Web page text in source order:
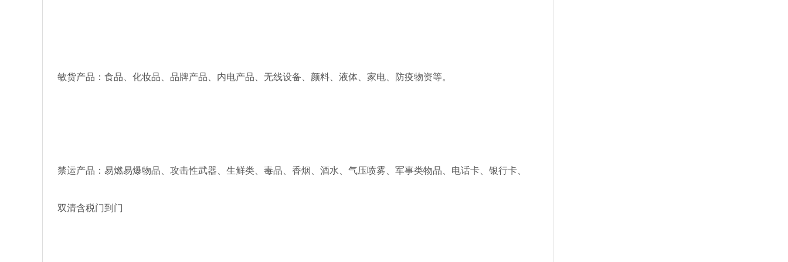
敏货产品：食品、化妆品、品牌产品、内电产品、无线设备、颜料、液体、家电、防疫物资等。
禁运产品：易燃易爆物品、攻击性武器、生鲜类、毒品、香烟、酒水、气压喷雾、军事类物品、电话卡、银行卡、
双清含税门到门